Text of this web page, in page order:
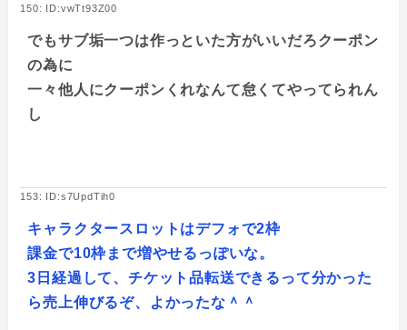
150: ID:vwTt93Z00
でもサブ垢一つは作っといた方がいいだろクーポン
の為に
一々他人にクーポンくれなんて怠くてやってられん
し
153: ID:s7UpdTih0
キャラクタースロットはデフォで2枠
課金で10枠まで増やせるっぽいな。
3日経過して、チケット品転送できるって分かった
ら売上伸びるぞ、よかったな＾＾